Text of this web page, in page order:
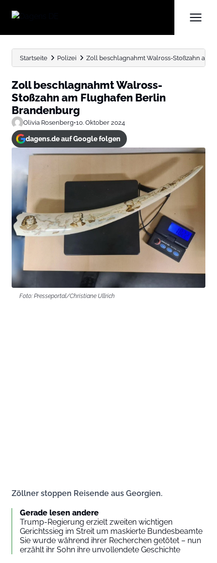
Startseite Polizei Zoll beschlagnahmt Walross-Stoßzahn am
Zoll beschlagnahmt Walross-
Stoßzahn am Flughafen Berlin
Brandenburg
Olivia Rosenberg•10. Oktober 2024
dagens.de auf Google folgen
Foto: Presseportal/Christiane Ullrich
Zöllner stoppen Reisende aus Georgien.
Gerade lesen andere
Trump-Regierung erzielt zweiten wichtigen
Gerichtssieg im Streit um maskierte Bundesbeamte
Sie wurde während ihrer Recherchen getötet – nun
erzählt ihr Sohn ihre unvollendete Geschichte